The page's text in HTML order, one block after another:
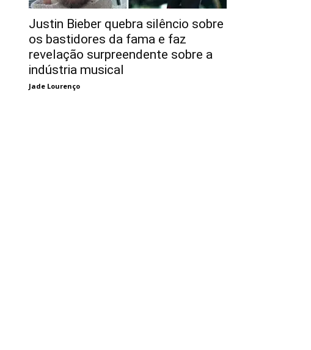
Justin Bieber quebra silêncio sobre
os bastidores da fama e faz
revelação surpreendente sobre a
indústria musical
Jade Lourenço